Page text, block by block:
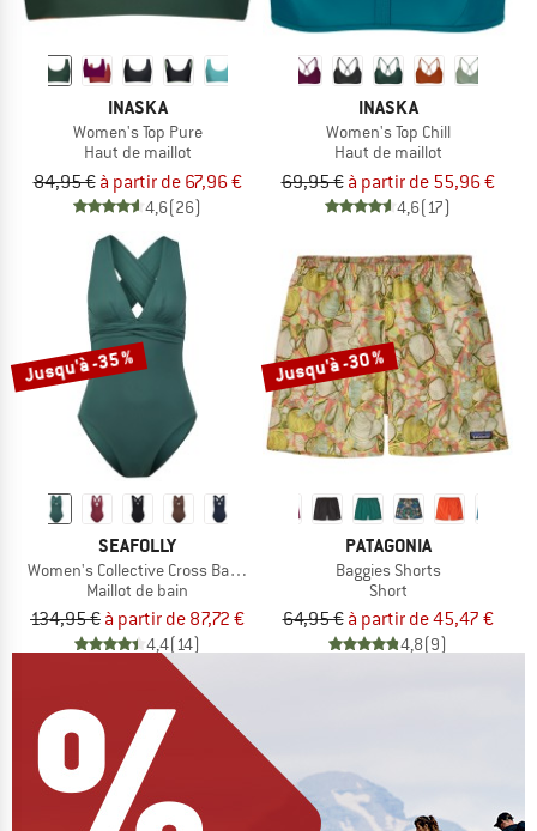
INASKA
Women's Top Pure
Haut de maillot
84,95 € à partir de 67,96 €
4,6(26)
INASKA
Women's Top Chill
Haut de maillot
69,95 € à partir de 55,96 €
4,6(17)
Jusqu'à -35 %
SEAFOLLY
Women's Collective Cross Back One Piece
Maillot de bain
134,95 € à partir de 87,72 €
4,4(14)
Jusqu'à -30 %
PATAGONIA
Baggies Shorts
Short
64,95 € à partir de 45,47 €
4,8(9)